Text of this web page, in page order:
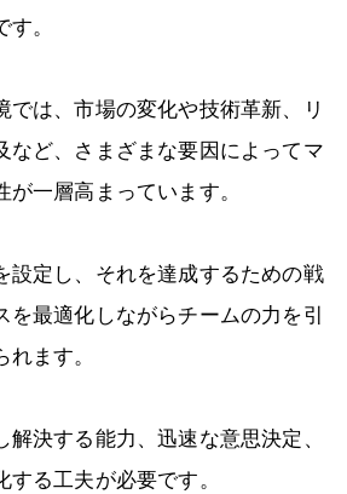
。
では、市場の変化や技術革新、リ
など、さまざまな要因によってマ
一層高まっています。
設定し、それを達成するための戦
を最適化しながらチームの力を引
ます。
解決する能力、迅速な意思決定、
る工夫が必要です。